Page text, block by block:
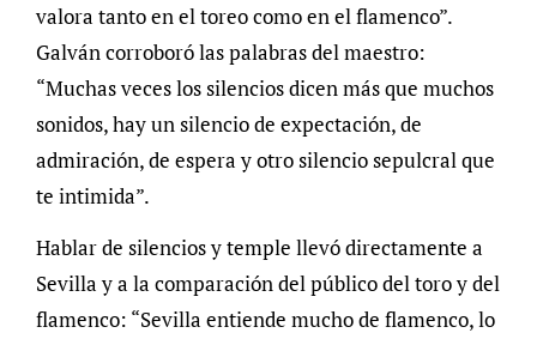
valora tanto en el toreo como en el flamenco”.
Galván corroboró las palabras del maestro:
“Muchas veces los silencios dicen más que muchos
sonidos, hay un silencio de expectación, de
admiración, de espera y otro silencio sepulcral que
te intimida”.
Hablar de silencios y temple llevó directamente a
Sevilla y a la comparación del público del toro y del
flamenco: “Sevilla entiende mucho de flamenco, lo